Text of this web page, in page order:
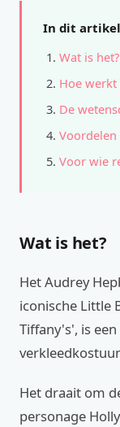
In dit artikel
Wat is het?
Hoe werkt
De
Voordelen
Voor wie
Wat is het?
Het Audrey
iconische Little
Tiffany's', is
Het draait om
personage